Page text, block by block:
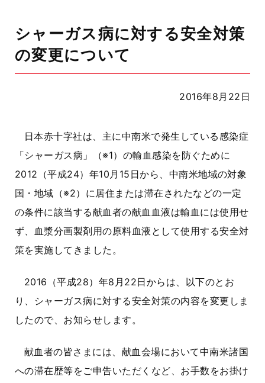
シャーガス病に対する安全対策
の変更について
2016年8月22日
日本赤十字社は、主に中南米で発生している感染症
「シャーガス病」（※1）の輸血感染を防ぐために
2012（平成24）年10月15日から、中南米地域の対象
国・地域（※2）に居住または滞在されたなどの一定
の条件に該当する献血者の献血血液は輸血には使用せ
ず、血漿分画製剤用の原料血液として使用する安全対
策を実施してきました。
2016（平成28）年8月22日からは、以下のとお
り、シャーガス病に対する安全対策の内容を変更しま
したので、お知らせします。
献血者の皆さまには、献血会場において中南米諸国
への滞在歴等をご申告いただくなど、お手数をお掛け